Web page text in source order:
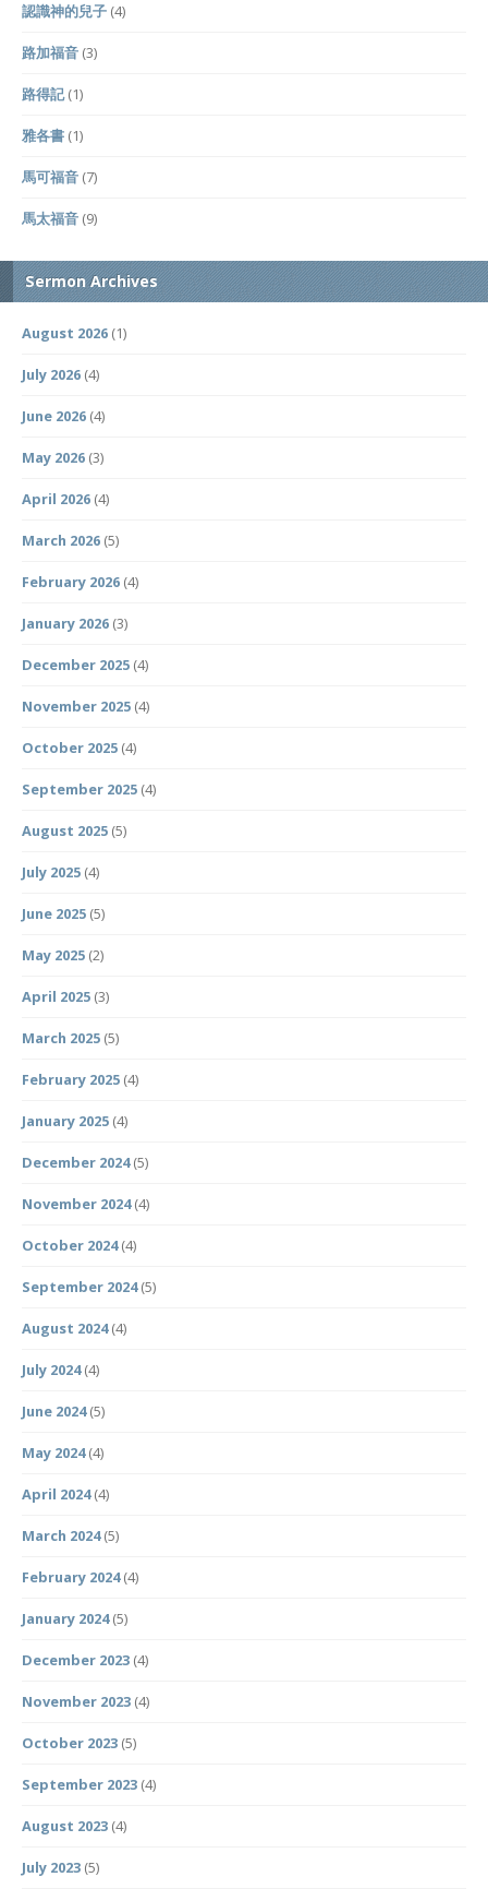
認識神的兒子 (4)
路加福音 (3)
路得記(1)
雅各書 (1)
馬可福音 (7)
馬太福音 (9)
Sermon Archives
August 2026 (1)
July 2026 (4)
June 2026 (4)
May 2026 (3)
April 2026 (4)
March 2026 (5)
February 2026 (4)
January 2026 (3)
December 2025 (4)
November 2025 (4)
October 2025 (4)
September 2025 (4)
August 2025 (5)
July 2025 (4)
June 2025 (5)
May 2025 (2)
April 2025 (3)
March 2025 (5)
February 2025 (4)
January 2025 (4)
December 2024(5)
November 2024(4)
October 2024(4)
September 2024(5)
August 2024(4)
July 2024(4)
June 2024(5)
May 2024(4)
April 2024(4)
March 2024(5)
February 2024(4)
January 2024(5)
December 2023 (4)
November 2023 (4)
October 2023 (5)
September 2023 (4)
August 2023 (4)
July 2023 (5)